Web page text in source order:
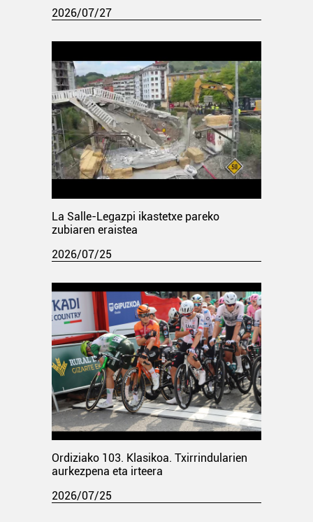
2026/07/27
La Salle-Legazpi ikastetxe pareko
zubiaren eraistea
2026/07/25
Ordiziako 103. Klasikoa. Txirrindularien
aurkezpena eta irteera
2026/07/25